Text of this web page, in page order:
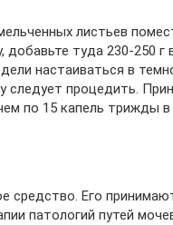
листьев
добавьте туда 230-250 г
настаиваться в
следует процедить.
по 15 капель трижды в
средство. Его
патологий путей